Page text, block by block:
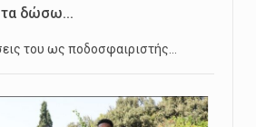
τα δώσω...
του ως ποδοσφαιριστής…